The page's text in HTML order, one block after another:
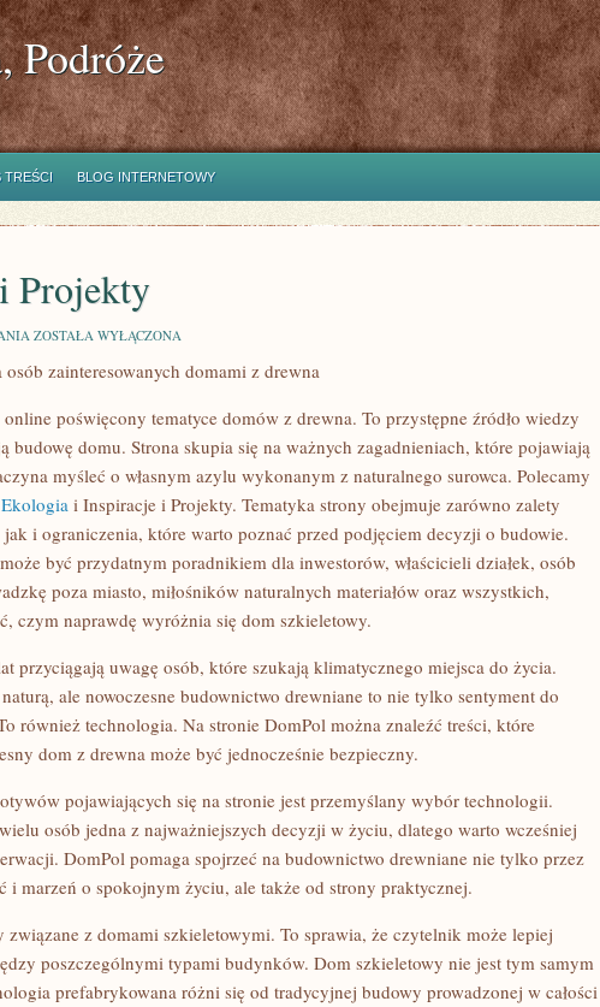
Podróże
TREŚCI BLOG INTERNETOWY
Projekty
INSPIRACJE
PROJEKTY
ZOSTAŁA WYŁĄCZONA
zainteresowanych domami z drewna
poświęcony tematyce domów z drewna. To przystępne źródło wiedzy
budowę domu. Strona skupia się na ważnych zagadnieniach, które pojawiają
myśleć o własnym azylu wykonanym z naturalnego surowca. Polecamy
i Inspiracje i Projekty. Tematyka strony obejmuje zarówno zalety
i ograniczenia, które warto poznać przed podjęciem decyzji o budowie.
być przydatnym poradnikiem dla inwestorów, właścicieli działek, osób
poza miasto, miłośników naturalnych materiałów oraz wszystkich,
czym naprawdę wyróżnia się dom szkieletowy.
przyciągają uwagę osób, które szukają klimatycznego miejsca do życia.
ale nowoczesne budownictwo drewniane to nie tylko sentyment do
również technologia. Na stronie DomPol można znaleźć treści, które
dom z drewna może być jednocześnie bezpieczny.
pojawiających się na stronie jest przemyślany wybór technologii.
osób jedna z najważniejszych decyzji w życiu, dlatego warto wcześniej
DomPol pomaga spojrzeć na budownictwo drewniane nie tylko przez
i marzeń o spokojnym życiu, ale także od strony praktycznej.
związane z domami szkieletowymi. To sprawia, że czytelnik może lepiej
poszczególnymi typami budynków. Dom szkieletowy nie jest tym samym
prefabrykowana różni się od tradycyjnej budowy prowadzonej w całości